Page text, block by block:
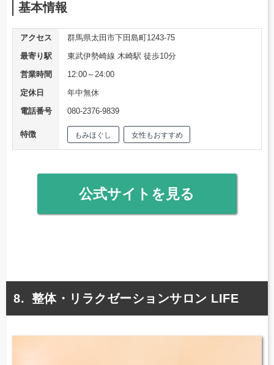
基本情報
アクセス
群馬県太田市下田島町1243-75
最寄り駅
東武伊勢崎線 木崎駅 徒歩10分
営業時間
12:00～24:00
定休日
年中無休
電話番号
080-2376-9839
特徴 もみほぐし 女性もおすすめ
公式サイトを見る
整体・リラクゼーションサロン LIFE